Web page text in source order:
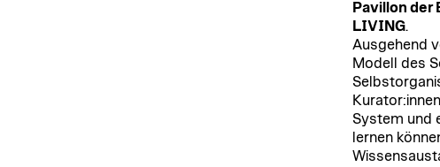
Pavillon
LIVING.
Ausgehend
Modell des
System und
lernen